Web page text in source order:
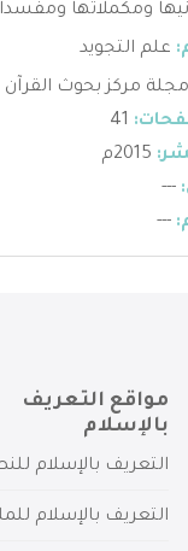
ومكملاتها
علم التجويد
مجلة مركز بحوث القرآن
---
---
مواقع التعريف
بالإسلام
التعريف بالإسلام
التعريف بالإسلام